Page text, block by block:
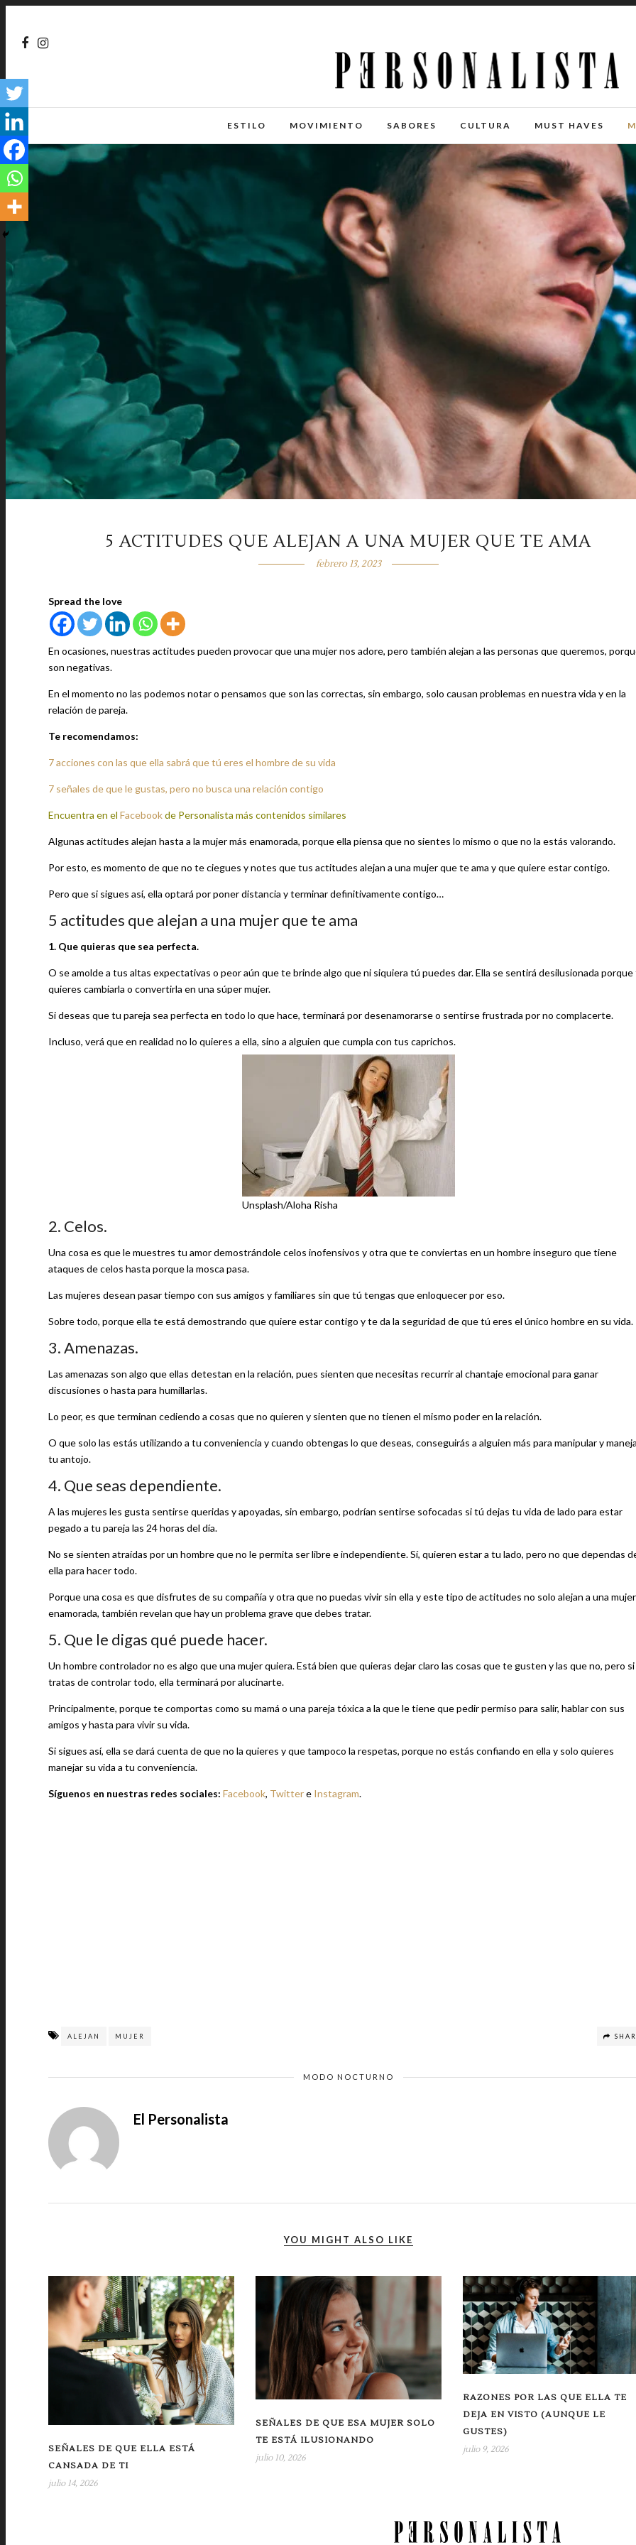
ESTILO MOVIMIENTO SABORES CULTURA MUST HAVES
5 ACTITUDES QUE ALEJAN A UNA MUJER QUE TE AMA
febrero 13, 2023
Spread the love
En ocasiones, nuestras actitudes pueden provocar que una mujer nos adore, pero también alejan a las personas que queremos,
son negativas.
En el momento no las podemos notar o pensamos que son las correctas, sin embargo, solo causan problemas en nuestra vida y en la
relación de pareja.
Te recomendamos:
7 acciones con las que ella sabrá que tú eres el hombre de su vida
7 señales de que le gustas, pero no busca una relación contigo
Encuentra en el Facebookde Personalista más contenidos similares
Algunas actitudes alejan hasta a la mujer más enamorada, porque ella piensa que no sientes lo mismo o que no la estás valorando.
Por esto, es momento de que no te ciegues y notes que tus actitudes alejan a una mujer que te ama y que quiere estar contigo.
Pero que si sigues así, ella optará por poner distancia y terminar definitivamente contigo…
5 actitudes que alejan a una mujer que te ama
1. Que quieras que sea perfecta.
O se amolde a tus altas expectativas o peor aún que te brinde algo que ni siquiera tú puedes dar. Ella se sentirá desilusionada
quieres cambiarla o convertirla en una súper mujer.
Si deseas que tu pareja sea perfecta en todo lo que hace, terminará por desenamorarse o sentirse frustrada por no complacerte.
Incluso, verá que en realidad no lo quieres a ella, sino a alguien que cumpla con tus caprichos.
Unsplash/Aloha Risha
2. Celos.
Una cosa es que le muestres tu amor demostrándole celos inofensivos y otra que te conviertas en un hombre inseguro que tiene
ataques de celos hasta porque la mosca pasa.
Las mujeres desean pasar tiempo con sus amigos y familiares sin que tú tengas que enloquecer por eso.
Sobre todo, porque ella te está demostrando que quiere estar contigo y te da la seguridad de que tú eres el único hombre en su vida.
3. Amenazas.
Las amenazas son algo que ellas detestan en la relación, pues sienten que necesitas recurrir al chantaje emocional para ganar
discusiones o hasta para humillarlas.
Lo peor, es que terminan cediendo a cosas que no quieren y sienten que no tienen el mismo poder en la relación.
O que solo las estás utilizando a tu conveniencia y cuando obtengas lo que deseas, conseguirás a alguien más para manipular y
tu antojo.
4. Que seas dependiente.
A las mujeres les gusta sentirse queridas y apoyadas, sin embargo, podrían sentirse sofocadas si tú dejas tu vida de lado para estar
pegado a tu pareja las 24 horas del día.
No se sienten atraídas por un hombre que no le permita ser libre e independiente. Sí, quieren estar a tu lado, pero no que dependas
ella para hacer todo.
Porque una cosa es que disfrutes de su compañía y otra que no puedas vivir sin ella y este tipo de actitudes no solo alejan a una mujer
enamorada, también revelan que hay un problema grave que debes tratar.
5. Que le digas qué puede hacer.
Un hombre controlador no es algo que una mujer quiera. Está bien que quieras dejar claro las cosas que te gusten y las que no, pero si
tratas de controlar todo, ella terminará por alucinarte.
Principalmente, porque te comportas como su mamá o una pareja tóxica a la que le tiene que pedir permiso para salir, hablar con sus
amigos y hasta para vivir su vida.
Si sigues así, ella se dará cuenta de que no la quieres y que tampoco la respetas, porque no estás confiando en ella y solo quieres
manejar su vida a tu conveniencia.
Síguenos en nuestras redes sociales: Facebook, Twittere Instagram.
ALEJAN MUJER
MODO NOCTURNO
El Personalista
YOU MIGHT ALSO LIKE
SEÑALES DE QUE ELLA ESTÁ
CANSADA DE TI
julio 14, 2026
SEÑALES DE QUE ESA MUJER SOLO
TE ESTÁ ILUSIONANDO
julio 10, 2026
RAZONES POR LAS QUE ELLA TE
DEJA EN VISTO (AUNQUE LE
GUSTES)
julio 9, 2026